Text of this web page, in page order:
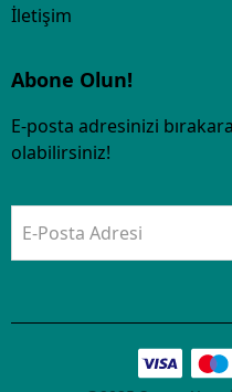
İletişim
Abone Olun!
E-posta adresinizi
olabilirsiniz!
E-Posta Adresi